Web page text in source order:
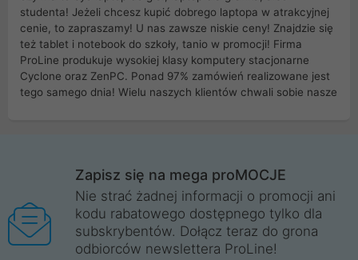
studenta! Jeżeli chcesz kupić dobrego laptopa w atrakcyjnej
cenie, to zapraszamy! U nas zawsze niskie ceny! Znajdzie się
też tablet i notebook do szkoły, tanio w promocji! Firma
ProLine produkuje wysokiej klasy komputery stacjonarne
Cyclone oraz ZenPC. Ponad 97% zamówień realizowane jest
tego samego dnia! Wielu naszych klientów chwali sobie nasze
Wrocław, Poznań, Legnica, Katowice, Gliwice, Kalisz, Bytom,
Trzebnica, Opole. Szybka i profesjonalna obsługa!
ProLine to polska firma ze 100% polskim kapitałem. Działamy
legalnie i płacimy podatki w naszym kraju! Posiadamy siedzibę
główną w Mirkowie oraz salony na terenie kraju. Cała
Zapisz się na mega proMOCJE
Nie strać żadnej informacji o promocji ani
kodu rabatowego dostępnego tylko dla
subskrybentów. Dołącz teraz do grona
odbiorców newslettera ProLine!